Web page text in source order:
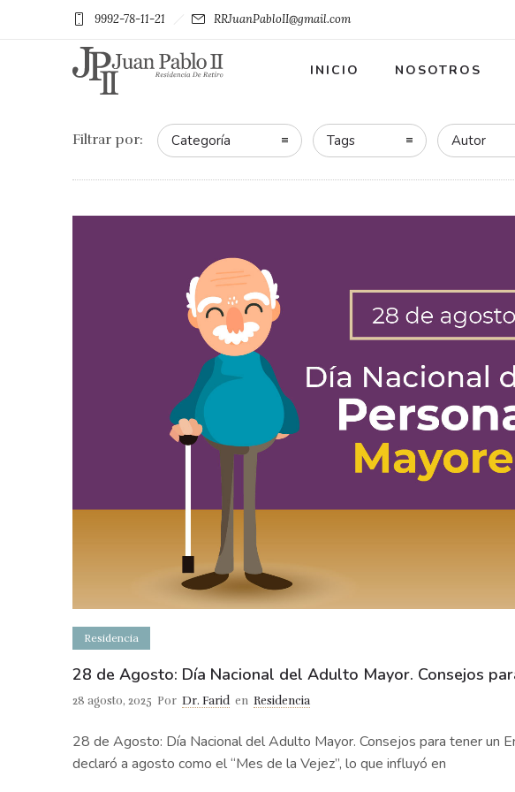
9992-78-11-21 RRJuanPabloII@gmail.com
INICIO NOSOTROS
Filtrar por: Categoría Tags Autor
Residencia
28 de Agosto: Día Nacional del Adulto Mayor. Consejos
28 agosto, 2025 Por Dr. Farid en Residencia
28 de Agosto: Día Nacional del Adulto Mayor. Consejos para tener un
declaró a agosto como el “Mes de la Vejez”, lo que influyó en